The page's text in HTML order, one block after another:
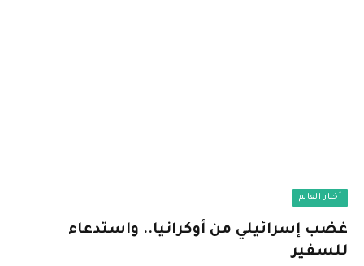
أخبار العالم
غضب إسرائيلي من أوكرانيا.. واستدعاء
للسفير